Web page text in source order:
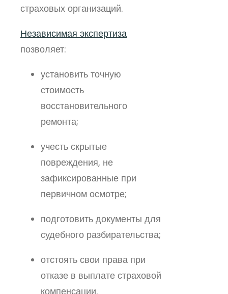
страховых организаций.
Независимая экспертиза
позволяет:
установить точную
стоимость
восстановительного
ремонта;
учесть скрытые
повреждения, не
зафиксированные при
первичном осмотре;
подготовить документы для
судебного разбирательства;
отстоять свои права при
отказе в выплате страховой
компенсации.